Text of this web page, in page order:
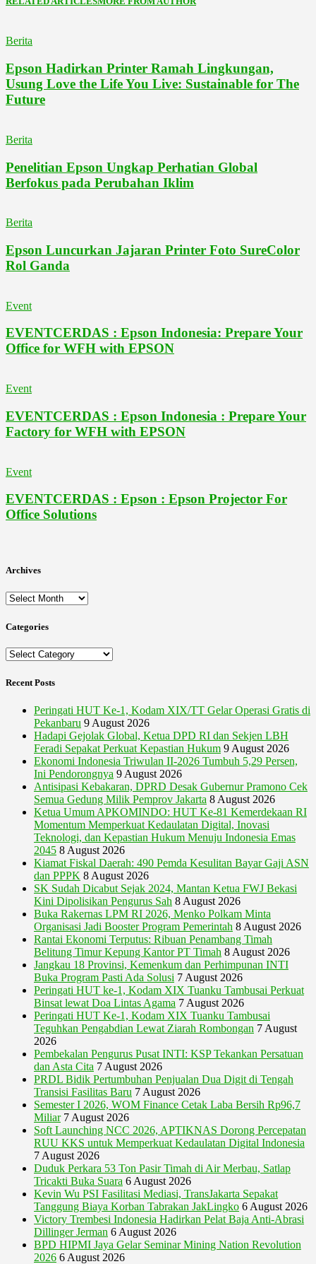
Berita
Epson Hadirkan Printer Ramah Lingkungan,
Usung Love the Life You Live: Sustainable for The
Future
Berita
Penelitian Epson Ungkap Perhatian Global
Berfokus pada Perubahan Iklim
Berita
Epson Luncurkan Jajaran Printer Foto SureColor
Rol Ganda
Event
EVENTCERDAS : Epson Indonesia: Prepare Your
Office for WFH with EPSON
Event
EVENTCERDAS : Epson Indonesia : Prepare Your
Factory for WFH with EPSON
Event
EVENTCERDAS : Epson : Epson Projector For
Office Solutions
Archives
Archives
Categories
Categories
Recent Posts
Peringati HUT Ke-1, Kodam XIX/TT Gelar Operasi Gratis di
Pekanbaru 9 August 2026
Hadapi Gejolak Global, Ketua DPD RI dan Sekjen LBH
Feradi Sepakat Perkuat Kepastian Hukum 9 August 2026
Ekonomi Indonesia Triwulan II-2026 Tumbuh 5,29 Persen,
Ini Pendorongnya 9 August 2026
Antisipasi Kebakaran, DPRD Desak Gubernur Pramono Cek
Semua Gedung Milik Pemprov Jakarta 8 August 2026
Ketua Umum APKOMINDO: HUT Ke-81 Kemerdekaan RI
Momentum Memperkuat Kedaulatan Digital, Inovasi
Teknologi, dan Kepastian Hukum Menuju Indonesia Emas
2045 8 August 2026
Kiamat Fiskal Daerah: 490 Pemda Kesulitan Bayar Gaji ASN
dan PPPK 8 August 2026
SK Sudah Dicabut Sejak 2024, Mantan Ketua FWJ Bekasi
Kini Dipolisikan Pengurus Sah 8 August 2026
Buka Rakernas LPM RI 2026, Menko Polkam Minta
Organisasi Jadi Booster Program Pemerintah 8 August 2026
Rantai Ekonomi Terputus: Ribuan Penambang Timah
Belitung Timur Kepung Kantor PT Timah 8 August 2026
Jangkau 18 Provinsi, Kemenkum dan Perhimpunan INTI
Buka Program Pasti Ada Solusi 7 August 2026
Peringati HUT ke-1, Kodam XIX Tuanku Tambusai Perkuat
Binsat lewat Doa Lintas Agama 7 August 2026
Peringati HUT Ke-1, Kodam XIX Tuanku Tambusai
Teguhkan Pengabdian Lewat Ziarah Rombongan 7 August
2026
Pembekalan Pengurus Pusat INTI: KSP Tekankan Persatuan
dan Asta Cita 7 August 2026
PRDL Bidik Pertumbuhan Penjualan Dua Digit di Tengah
Transisi Fasilitas Baru 7 August 2026
Semester I 2026, WOM Finance Cetak Laba Bersih Rp96,7
Miliar 7 August 2026
Soft Launching NCC 2026, APTIKNAS Dorong Percepatan
RUU KKS untuk Memperkuat Kedaulatan Digital Indonesia
7 August 2026
Duduk Perkara 53 Ton Pasir Timah di Air Merbau, Satlap
Tricakti Buka Suara 6 August 2026
Kevin Wu PSI Fasilitasi Mediasi, TransJakarta Sepakat
Tanggung Biaya Korban Tabrakan JakLingko 6 August 2026
Victory Trembesi Indonesia Hadirkan Pelat Baja Anti-Abrasi
Dillinger Jerman 6 August 2026
BPD HIPMI Jaya Gelar Seminar Mining Nation Revolution
2026 6 August 2026